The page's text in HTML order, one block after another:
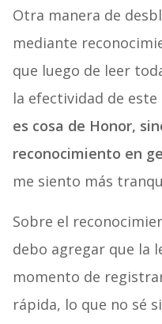
Otra manera de
mediante
que luego de leer
la efectividad de este
es cosa de Honor,
reconocimiento en
me siento más
Sobre el
debo agregar que la
momento de
rápida, lo que no sé